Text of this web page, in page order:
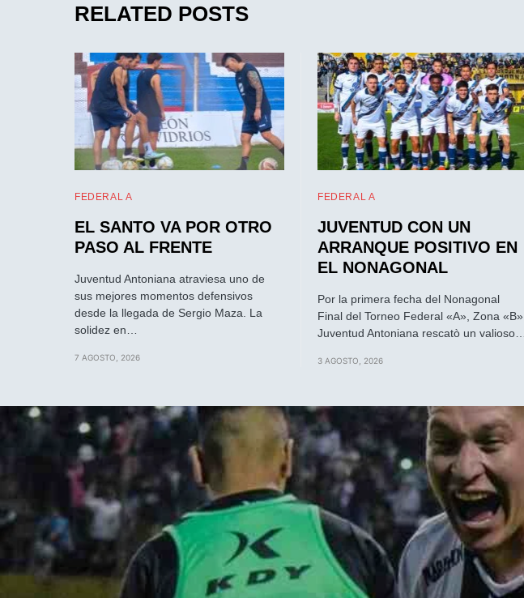
RELATED POSTS
FEDERAL A
EL SANTO VA POR OTRO
PASO AL FRENTE
Juventud Antoniana atraviesa uno de
sus mejores momentos defensivos
desde la llegada de Sergio Maza. La
solidez en…
7 AGOSTO, 2026
FEDERAL A
JUVENTUD CON UN
ARRANQUE POSITIVO EN
EL NONAGONAL
Por la primera fecha del Nonagonal
Final del Torneo Federal «A», Zona «B»,
Juventud Antoniana rescatò un valioso…
3 AGOSTO, 2026